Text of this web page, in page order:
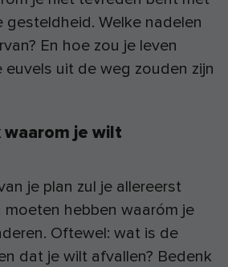
gesteldheid. Welke nadelen
En hoe zou je leven
euvels uit de weg zouden zijn
waarom je wilt
je plan zul je allereerst
hebben waaróm je
Oftewel: wat is de
dat je wilt afvallen? Bedenk